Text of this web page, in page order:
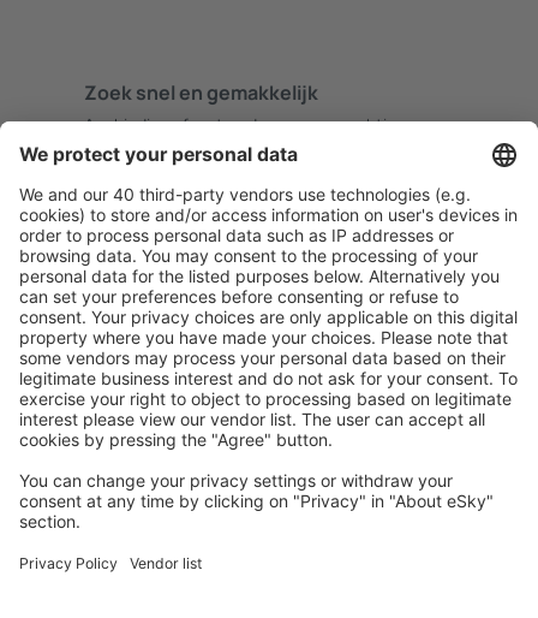
Zoek snel en gemakkelijk
Aanbieding afgestemd op uw verwachtingen.
Plan veilig
Zorgeloos boeken met gratiss annuleringsopties.
Bespaar meer
Reisaanbiedingen en speciale aanbiedingen voor
geregistreerde gebruikers.
Accommodaties die u bevallen
Kies uit meer dan 1,3 miljoen accommodaties: hotels,
Meest gezochte hotels door eSky-gebruikers